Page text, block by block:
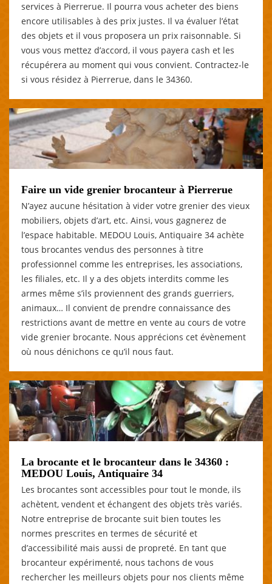
services à Pierrerue. Il pourra vous acheter des biens
encore utilisables à des prix justes. Il va évaluer l’état
des objets et il vous proposera un prix raisonnable. Si
vous vous mettez d’accord, il vous payera cash et les
récupérera au moment qui vous convient. Contractez-le
si vous résidez à Pierrerue, dans le 34360.
Faire un vide grenier brocanteur à Pierrerue
N’ayez aucune hésitation à vider votre grenier des vieux
mobiliers, objets d’art, etc. Ainsi, vous gagnerez de
l’espace habitable. MEDOU Louis, Antiquaire 34 achète
tous brocantes vendus des personnes à titre
professionnel comme les entreprises, les associations,
les filiales, etc. Il y a des objets interdits comme les
armes même s’ils proviennent des grands guerriers,
animaux… Il convient de prendre connaissance des
restrictions avant de mettre en vente au cours de votre
vide grenier brocante. Nous apprécions cet évènement
où nous dénichons ce qu’il nous faut.
La brocante et le brocanteur dans le 34360 :
MEDOU Louis, Antiquaire 34
Les brocantes sont accessibles pour tout le monde, ils
achètent, vendent et échangent des objets très variés.
Notre entreprise de brocante suit bien toutes les
normes prescrites en termes de sécurité et
d’accessibilité mais aussi de propreté. En tant que
brocanteur expérimenté, nous tachons de vous
rechercher les meilleurs objets pour nos clients même